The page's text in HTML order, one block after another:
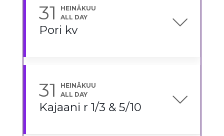
31
HEINÄKUU
ALL DAY
Pori kv
31
HEINÄKUU
ALL DAY
Kajaani r 1/3 & 5/10